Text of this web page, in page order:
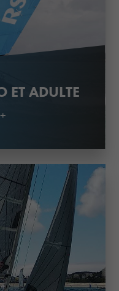
ET ADULTE